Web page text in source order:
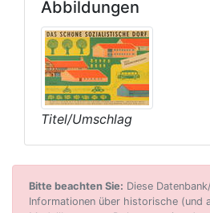
Abbildungen
Titel/Umschlag
Bitte beachten Sie: Diese
Informationen über historische (und